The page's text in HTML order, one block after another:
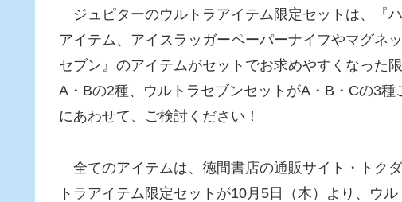
ジュピターのウルトラアイテム限定セットは、『
アイテム、アイスラッガーペーパーナイフやマグネ
セブン』のアイテムがセットでお求めやすくなった
A・Bの2種、ウルトラセブンセットがA・B・Cの3
にあわせて、ご検討ください！
全てのアイテムは、徳間書店の通販サイト・トク
トラアイテム限定セットが10月5日（木）より、ウ